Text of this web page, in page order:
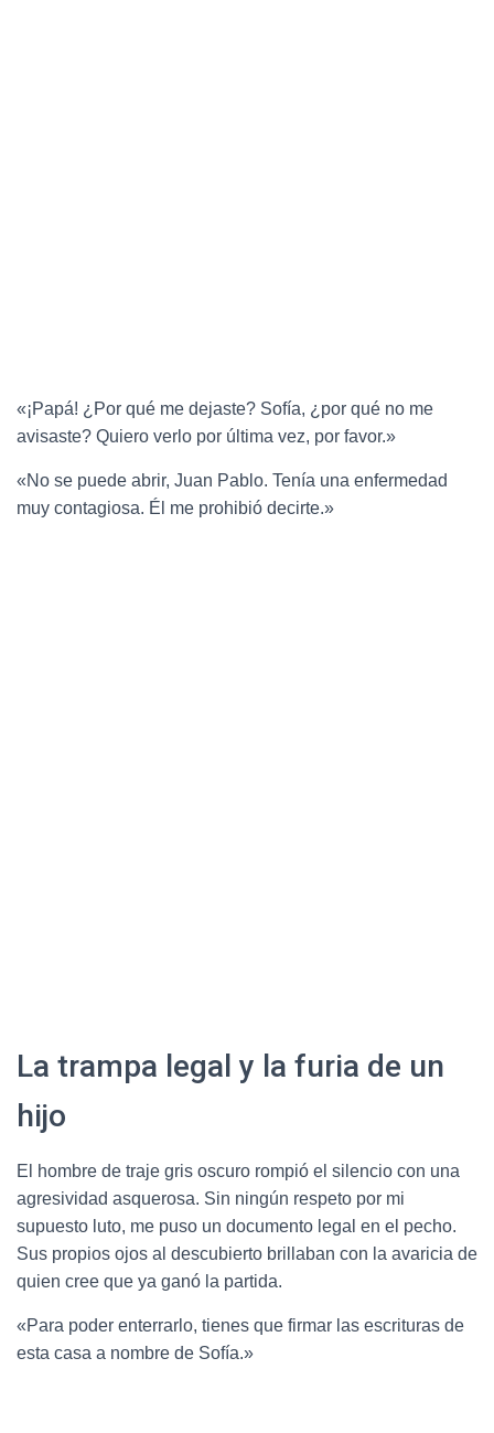
«¡Papá! ¿Por qué me dejaste? Sofía, ¿por qué no me
avisaste? Quiero verlo por última vez, por favor.»
«No se puede abrir, Juan Pablo. Tenía una enfermedad
muy contagiosa. Él me prohibió decirte.»
La trampa legal y la furia de un
hijo
El hombre de traje gris oscuro rompió el silencio con una
agresividad asquerosa. Sin ningún respeto por mi
supuesto luto, me puso un documento legal en el pecho.
Sus propios ojos al descubierto brillaban con la avaricia de
quien cree que ya ganó la partida.
«Para poder enterrarlo, tienes que firmar las escrituras de
esta casa a nombre de Sofía.»